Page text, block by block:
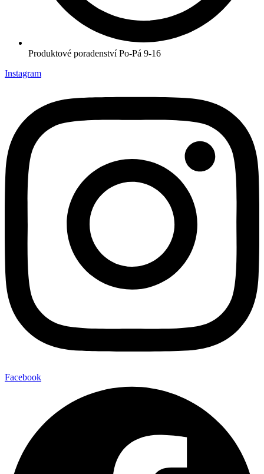
Produktové poradenství Po-Pá 9-16
Instagram
Facebook